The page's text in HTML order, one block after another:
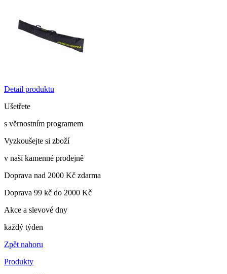
Detail produktu
Ušetřete
s věrnostním programem
Vyzkoušejte si zboží
v naší kamenné prodejně
Doprava nad 2000 Kč zdarma
Doprava 99 kč do 2000 Kč
Akce a slevové dny
každý týden
Zpět nahoru
Produkty